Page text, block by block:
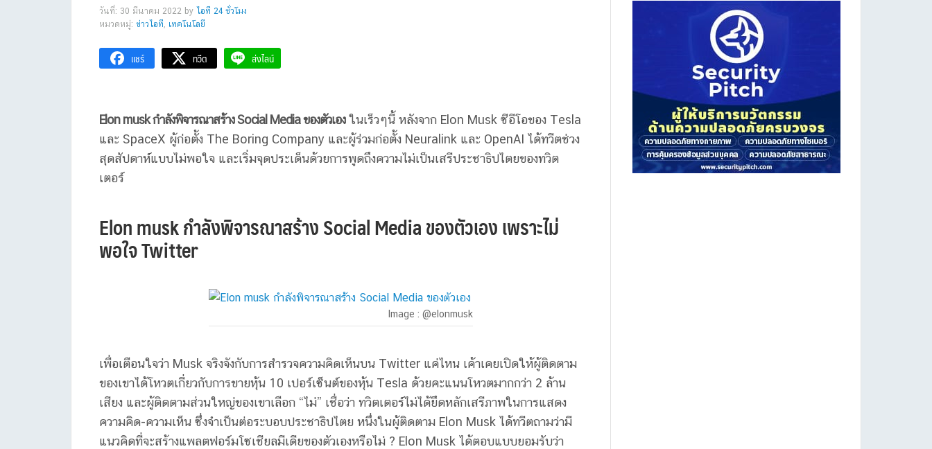
วันที่: 30 มีนาคม 2022 by ไอที 24 ชั่วโมง
หมวดหมู่: ข่าวไอที, เทคโนโลยี
แชร์ ทวีต ส่งไลน์
Elon musk กำลังพิจารณาสร้าง Social Media ของตัวเองในเร็วๆนี้ หลังจาก Elon Musk ซีอีโอของ Tesla
และ SpaceX ผู้ก่อตั้ง The Boring Company และผู้ร่วมก่อตั้ง Neuralink และ OpenAI ได้ทวีตช่วง
สุดสัปดาห์แบบไม่พอใจ และเริ่มจุดประเด็นด้วยการพูดถึงความไม่เป็นเสรีประชาธิปไตยของทวิต
เตอร์
Elon musk กำลังพิจารณาสร้าง Social Media ของตัวเอง เพราะไม่
พอใจ Twitter
Image : @elonmusk
เพื่อเตือนใจว่า Musk จริงจังกับการสำรวจความคิดเห็นบน Twitter แค่ไหน เค้าเคยเปิดให้ผู้ติดตาม
ของเขาได้โหวตเกี่ยวกับการขายหุ้น 10 เปอร์เซ็นต์ของหุ้น Tesla ด้วยคะแนนโหวตมากกว่า 2 ล้าน
เสียง และผู้ติดตามส่วนใหญ่ของเขาเลือก “ไม่” เชื่อว่า ทวิตเตอร์ไม่ได้ยึดหลักเสรีภาพในการแสดง
ความคิด-ความเห็น ซึ่งจำเป็นต่อระบอบประชาธิปไตย หนึ่งในผู้ติดตาม Elon Musk ได้ทวีตถามว่ามี
แนวคิดที่จะสร้างแพลตฟอร์มโซเชียลมีเดียของตัวเองหรือไม่ ? Elon Musk ได้ตอบแบบยอมรับว่า